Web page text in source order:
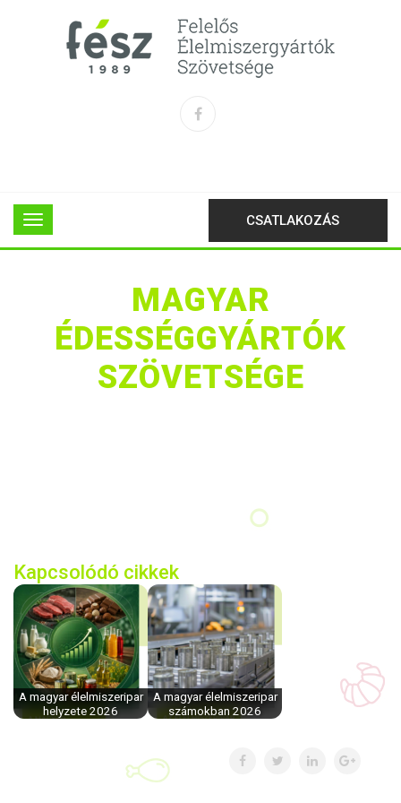
CSATLAKOZÁS
MAGYAR
ÉDESSÉGGYÁRTÓK
SZÖVETSÉGE
Kapcsolódó cikkek
A magyar élelmiszeripar
helyzete 2026
A magyar élelmiszeripar
számokban 2026